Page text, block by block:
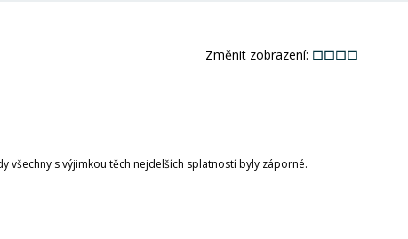
Změnit zobrazení:
všechny s výjimkou těch nejdelších splatností byly záporné.